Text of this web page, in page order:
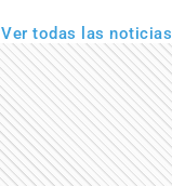
Ver todas las noticias